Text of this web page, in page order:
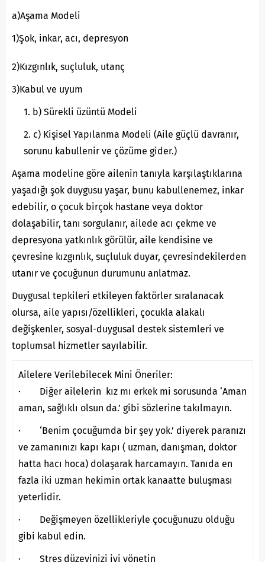
a)Aşama Modeli
1)Şok, inkar, acı, depresyon
2)Kızgınlık, suçluluk, utanç
3)Kabul ve uyum
b) Sürekli üzüntü Modeli
c) Kişisel Yapılanma Modeli (Aile güçlü davranır,
sorunu kabullenir ve çözüme gider.)
Aşama modeline göre ailenin tanıyla karşılaştıklarına
yaşadığı şok duygusu yaşar, bunu kabullenemez, inkar
edebilir, o çocuk birçok hastane veya doktor
dolaşabilir, tanı sorgulanır, ailede acı çekme ve
depresyona yatkınlık görülür, aile kendisine ve
çevresine kızgınlık, suçluluk duyar, çevresindekilerden
utanır ve çocuğunun durumunu anlatmaz.
Duygusal tepkileri etkileyen faktörler sıralanacak
olursa, aile yapısı/özellikleri, çocukla alakalı
değişkenler, sosyal-duygusal destek sistemleri ve
toplumsal hizmetler sayılabilir.
Ailelere Verilebilecek Mini Öneriler:
· Diğer ailelerin kız mı erkek mi sorusunda ‘Aman
aman, sağlıklı olsun da.’ gibi sözlerine takılmayın.
· ‘Benim çocuğumda bir şey yok.’ diyerek paranızı
ve zamanınızı kapı kapı ( uzman, danışman, doktor
hatta hacı hoca) dolaşarak harcamayın. Tanıda en
fazla iki uzman hekimin ortak kanaatte buluşması
yeterlidir.
· Değişmeyen özellikleriyle çocuğunuzu olduğu
gibi kabul edin.
· Stres düzeyinizi iyi yönetin